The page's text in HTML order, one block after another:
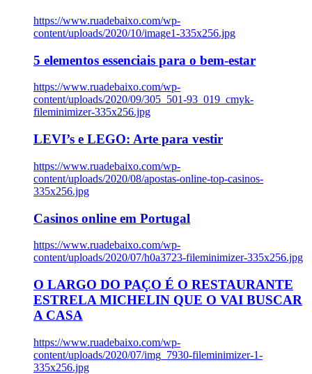
https://www.ruadebaixo.com/wp-
content/uploads/2020/10/image1-335x256.jpg
5 elementos essenciais para o bem-estar
https://www.ruadebaixo.com/wp-
content/uploads/2020/09/305_501-93_019_cmyk-
fileminimizer-335x256.jpg
LEVI’s e LEGO: Arte para vestir
https://www.ruadebaixo.com/wp-
content/uploads/2020/08/apostas-online-top-casinos-
335x256.jpg
Casinos online em Portugal
https://www.ruadebaixo.com/wp-
content/uploads/2020/07/h0a3723-fileminimizer-335x256.jpg
O LARGO DO PAÇO É O RESTAURANTE
ESTRELA MICHELIN QUE O VAI BUSCAR
A CASA
https://www.ruadebaixo.com/wp-
content/uploads/2020/07/img_7930-fileminimizer-1-
335x256.jpg